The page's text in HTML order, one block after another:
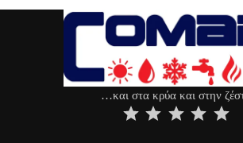
…και στα κρύα και στην